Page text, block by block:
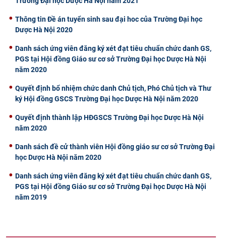
Thông tin Đề án tuyển sinh sau đại hoc của Trường Đại học
Dược Hà Nội 2020
Danh sách ứng viên đăng ký xét đạt tiêu chuẩn chức danh GS,
PGS tại Hội đồng Giáo sư cơ sở Trường Đại học Dược Hà Nội
năm 2020
Quyết định bổ nhiệm chức danh Chủ tịch, Phó Chủ tịch và Thư
ký Hội đồng GSCS Trường Đại học Dược Hà Nội năm 2020
Quyết định thành lập HĐGSCS Trường Đại học Dược Hà Nội
năm 2020
Danh sách đề cử thành viên Hội đồng giáo sư cơ sở Trường Đại
học Dược Hà Nội năm 2020
Danh sách ứng viên đăng ký xét đạt tiêu chuẩn chức danh GS,
PGS tại Hội đồng Giáo sư cơ sở Trường Đại học Dược Hà Nội
năm 2019